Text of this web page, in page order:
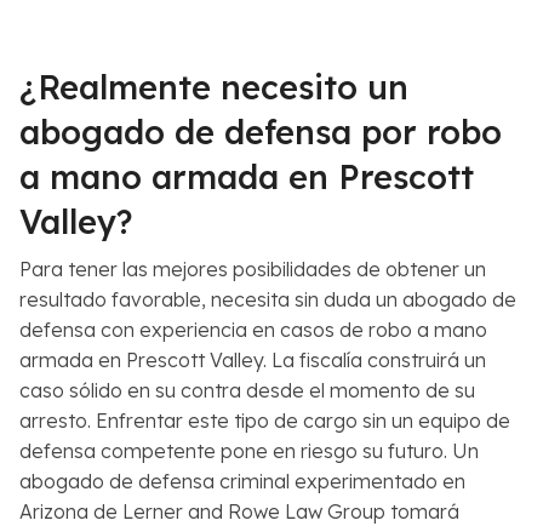
¿Realmente necesito un
abogado de defensa por robo
a mano armada en Prescott
Valley?
Para tener las mejores posibilidades de obtener un
resultado favorable, necesita sin duda un abogado de
defensa con experiencia en casos de robo a mano
armada en Prescott Valley. La fiscalía construirá un
caso sólido en su contra desde el momento de su
arresto. Enfrentar este tipo de cargo sin un equipo de
defensa competente pone en riesgo su futuro. Un
abogado de defensa criminal experimentado en
Arizona de Lerner and Rowe Law Group tomará